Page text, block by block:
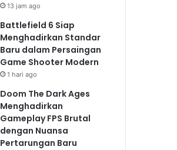
13 jam ago
Battlefield 6 Siap
Menghadirkan Standar
Baru dalam Persaingan
Game Shooter Modern
1 hari ago
Doom The Dark Ages
Menghadirkan
Gameplay FPS Brutal
dengan Nuansa
Pertarungan Baru